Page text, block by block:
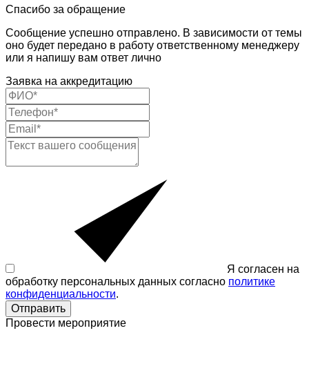
Спасибо за обращение
Сообщение успешно отправлено. В зависимости от темы
оно будет передано в работу ответственному менеджеру
или я напишу вам ответ лично
Заявка на аккредитацию
Я согласен на
обработку персональных данных согласно политике
конфиденциальности.
Отправить
Провести мероприятие